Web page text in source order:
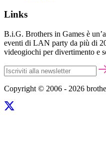
Links
B.i.G. Brothers in Games è
eventi di LAN party da più di
videogiochi per divertimento e
Copyright © 2006 - 2026